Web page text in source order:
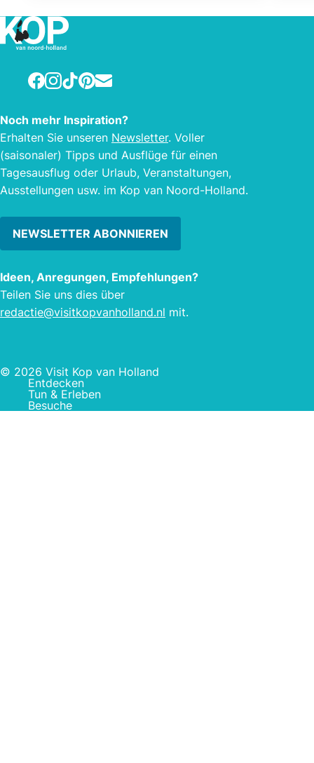
verschiedenen Köstlichkeiten.
Facebook
Instagram
TikTokPinterest
E-mail
Noch mehr Inspiration?
Erhalten Sie unseren Newsletter. Voller
(saisonaler) Tipps und Ausflüge für einen
Tagesausflug oder Urlaub, Veranstaltungen,
Ausstellungen usw. im Kop van Noord-Holland.
NEWSLETTER ABONNIEREN
Ideen, Anregungen, Empfehlungen?
Teilen Sie uns dies über
redactie@visitkopvanholland.nl mit.
© 2026 Visit Kop van Holland
Entdecken
Tun & Erleben
Besuche